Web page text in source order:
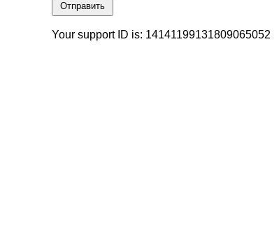
Отправить
Your support ID is: 14141199131809065052